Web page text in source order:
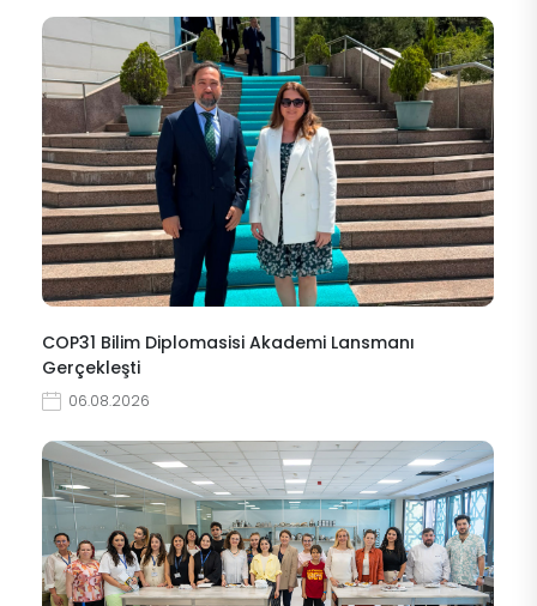
COP31 Bilim Diplomasisi Akademi Lansmanı
Gerçekleşti
06.08.2026